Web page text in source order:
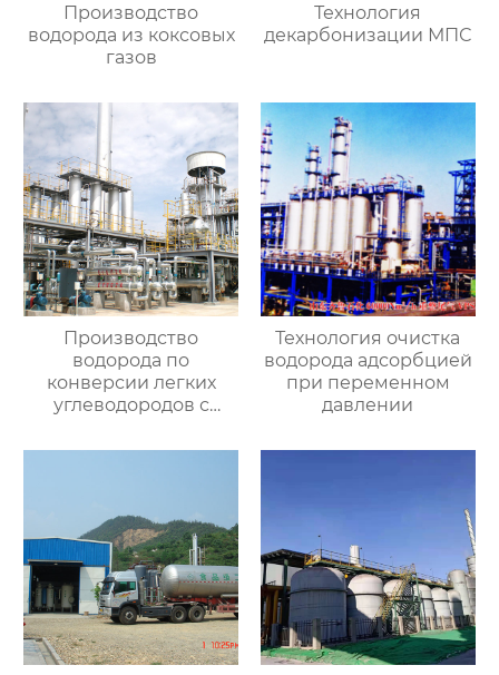
Производство
водорода из коксовых
газов
Технология
декарбонизации МПС
Производство
водорода по
конверсии легких
углеводородов с
Технология очистка
водорода адсорбцией
при переменном
давлении